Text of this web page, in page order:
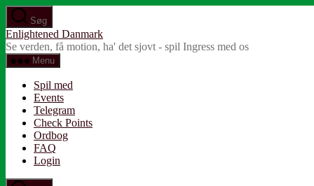
Spring
til
indholdet
Søg
Enlightened Danmark
Se verden, få motion, ha' det sjovt - spil Ingress med os
Menu
Spil med
Events
Telegram
Check Points
Ordbog
FAQ
Login